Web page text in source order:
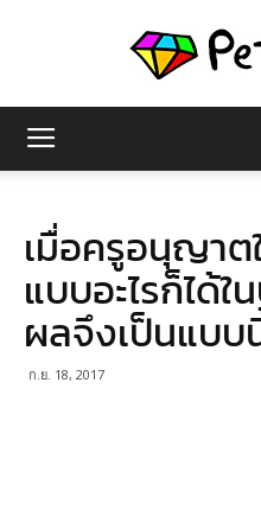
เมื่อครูอนุญาต
แบบอะไรก็ได้
ผลจึงเป็นแบบ
ก.ย. 18, 2017